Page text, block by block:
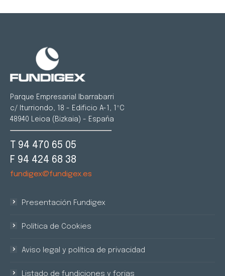
Parque Empresarial Ibarrabarri
c/ Iturriondo, 18 - Edificio A-1, 1ºC
48940 Leioa (Bizkaia) - España
T 94 470 65 05
F 94 424 68 38
fundigex@fundigex.es
Presentación Fundigex
Política de Cookies
Aviso legal y política de privacidad
Listado de fundiciones y forjas